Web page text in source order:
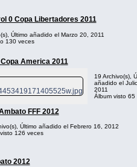
0 Copa Libertadores 2011
Último añadido el Marzo 20, 2011
130 veces
America 2011
19 Archivo(s),
añadido el
2011
Álbum visto 65
FFF 2012
Último añadido el Febrero 16, 2012
126 veces
2012